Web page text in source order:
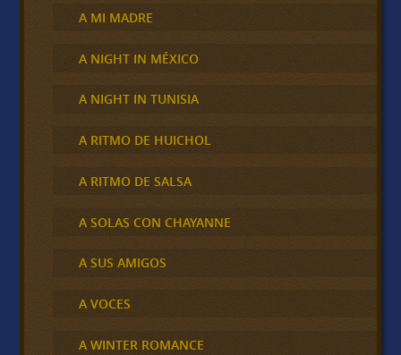
A MI MADRE
A NIGHT IN MÉXICO
A NIGHT IN TUNISIA
A RITMO DE HUICHOL
A RITMO DE SALSA
A SOLAS CON CHAYANNE
A SUS AMIGOS
A VOCES
A WINTER ROMANCE